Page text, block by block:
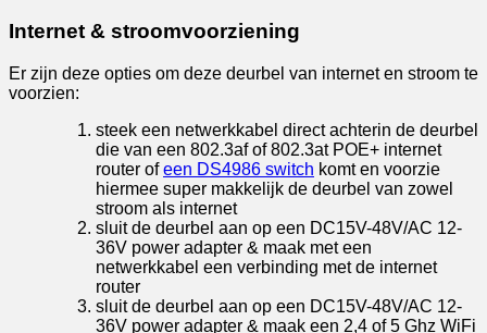
Internet & stroomvoorziening
Er zijn deze opties om deze deurbel van internet en stroom te
voorzien:
steek een netwerkkabel direct achterin de deurbel
die van een 802.3af of 802.3at POE+ internet
router ofeen DS4986 switch komt en voorzie
hiermee super makkelijk de deurbel van zowel
stroom als internet
sluit de deurbel aan op een DC15V-48V/AC 12-
36V power adapter & maak met een
netwerkkabel een verbinding met de internet
router
sluit de deurbel aan op een DC15V-48V/AC 12-
36V power adapter & maak een 2,4 of 5 Ghz WiFi